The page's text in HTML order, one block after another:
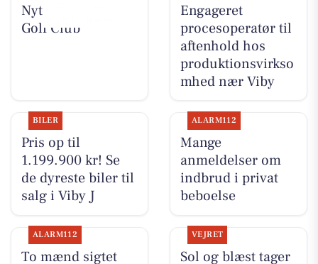
Nyt fra Aarhus
Golf Club
Engageret
procesoperatør til
aftenhold hos
produktionsvirkso
mhed nær Viby
BILER
Pris op til
1.199.900 kr! Se
de dyreste biler til
salg i Viby J
ALARM112
Mange
anmeldelser om
indbrud i privat
beboelse
ALARM112
To mænd sigtet
VEJRET
Sol og blæst tager